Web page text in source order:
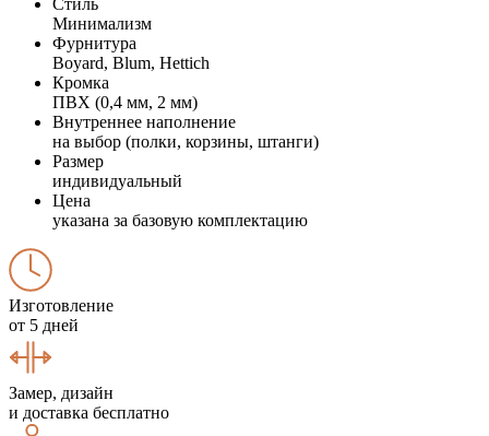
Минимализм
Фурнитура
Boyard, Blum, Hettich
Кромка
ПВХ (0,4 мм, 2 мм)
Внутреннее наполнение
на выбор (полки, корзины, штанги)
Размер
индивидуальный
Цена
указана за базовую комплектацию
Изготовление
от 5 дней
Замер, дизайн
и доставка бесплатно